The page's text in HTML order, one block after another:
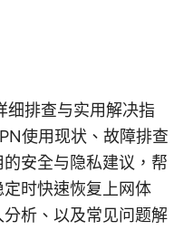
排查与实用解决指
使用现状、故障排查
安全与隐私建议，帮
时快速恢复上网体
析、以及常见问题解